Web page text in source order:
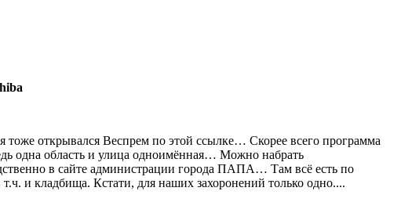
тоже открывался Веспрем по этой ссылке… Скорее всего программа
одна область и улица одноимённая… Можно набрать
в сайте администрации города ПАПА… Там всё есть по
т.ч. и кладбища. Кстати, для наших захоронений только одно....